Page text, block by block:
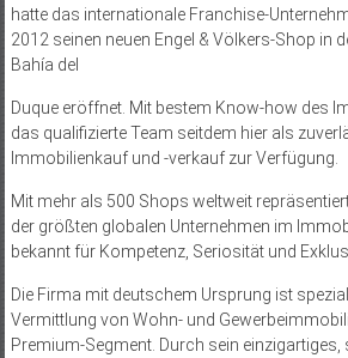
hatte das internationale Franchise-
2012 seinen neuen Engel & Völkers-Shop in
Bahía del
Duque eröffnet. Mit bestem Know-how des
das qualifizierte Team seitdem hier als
Immobilienkauf und -verkauf zur Verfügung.
Mit mehr als 500 Shops weltweit
der größten globalen Unternehmen im
bekannt für Kompetenz, Seriosität und
Die Firma mit deutschem Ursprung ist
Vermittlung von Wohn- und
Premium-Segment. Durch sein